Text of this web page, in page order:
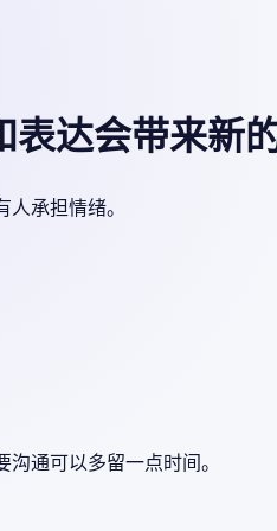
表达会带来新
承担情绪。
通可以多留一点时间。